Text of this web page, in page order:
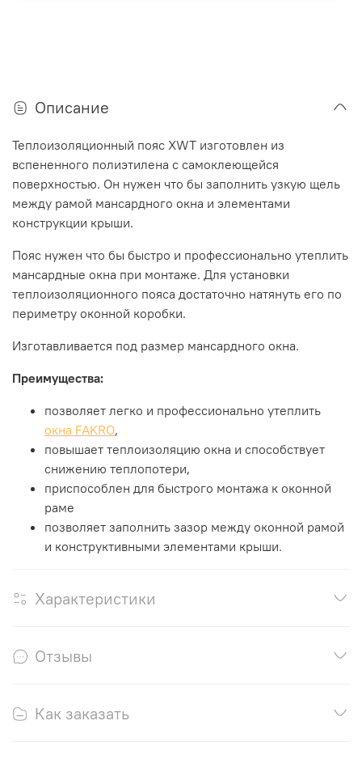
Описание
Теплоизоляционный пояс XWT изготовлен из
вспененного полиэтилена с самоклеющейся
поверхностью. Он нужен что бы заполнить узкую щель
между рамой мансардного окна и элементами
конструкции крыши.
Пояс нужен что бы быстро и профессионально утеплить
мансардные окна при монтаже. Для установки
теплоизоляционного пояса достаточно натянуть его по
периметру оконной коробки.
Изготавливается под размер мансардного окна.
Преимущества:
позволяет легко и профессионально утеплить
окна FAKRO,
повышает теплоизоляцию окна и способствует
снижению теплопотери,
приспособлен для быстрого монтажа к оконной
раме
позволяет заполнить зазор между оконной рамой
и конструктивными элементами крыши.
Характеристики
Отзывы
Как заказать